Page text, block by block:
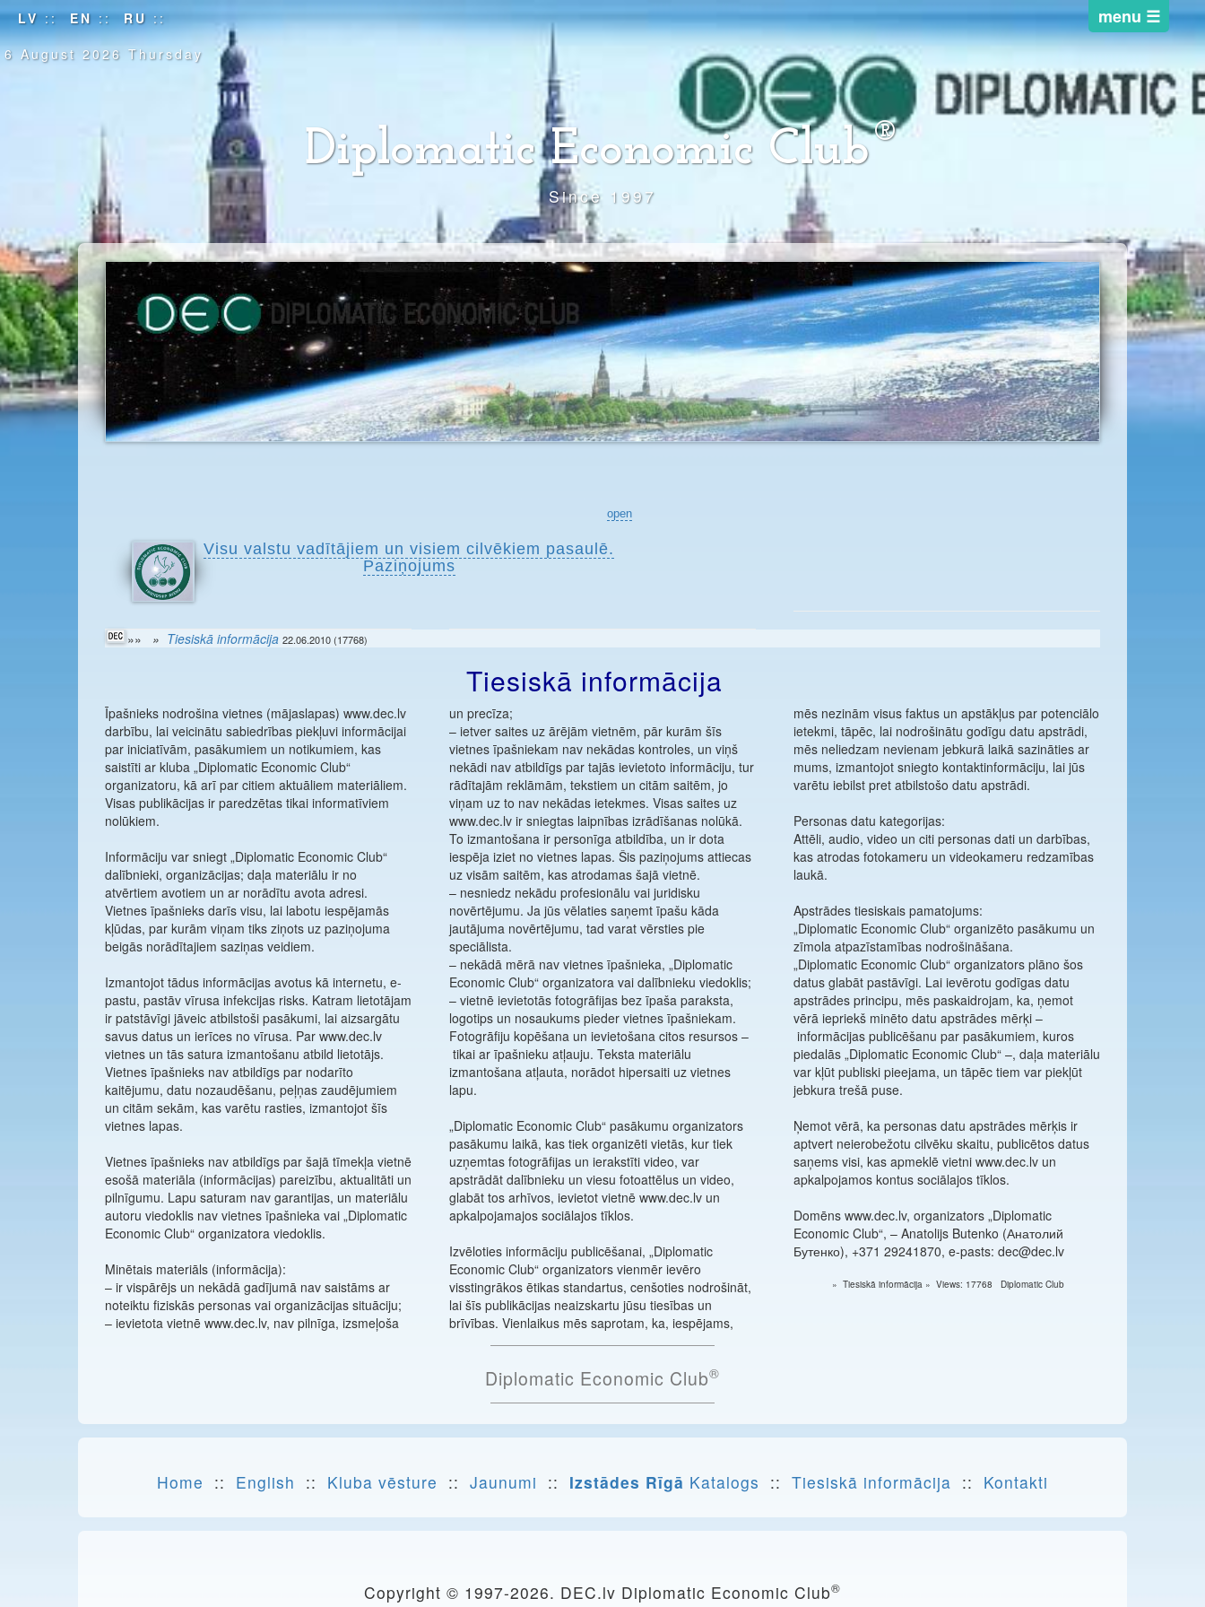
LV :: EN :: RU ::
6 August 2026 Thursday
Diplomatic Economic Club®
Since 1997
open
Visu valstu vadītājiem un visiem cilvēkiem pasaulē.
Paziņojums
»» » Tiesiskā informācija 22.06.2010 (17768)
Tiesiskā informācija
Īpašnieks nodrošina vietnes (mājaslapas) www.dec.lv
darbību, lai veicinātu sabiedrības piekļuvi informācijai
par iniciatīvām, pasākumiem un notikumiem, kas
saistīti ar kluba „Diplomatic Economic Club“
organizatoru, kā arī par citiem aktuāliem materiāliem.
Visas publikācijas ir paredzētas tikai informatīviem
nolūkiem.
Informāciju var sniegt „Diplomatic Economic Club“
dalībnieki, organizācijas; daļa materiālu ir no
atvērtiem avotiem un ar norādītu avota adresi.
Vietnes īpašnieks darīs visu, lai labotu iespējamās
kļūdas, par kurām viņam tiks ziņots uz paziņojuma
beigās norādītajiem saziņas veidiem.
Izmantojot tādus informācijas avotus kā internetu, e-
pastu, pastāv vīrusa infekcijas risks. Katram lietotājam
ir patstāvīgi jāveic atbilstoši pasākumi, lai aizsargātu
savus datus un ierīces no vīrusa. Par www.dec.lv
vietnes un tās satura izmantošanu atbild lietotājs.
Vietnes īpašnieks nav atbildīgs par nodarīto
kaitējumu, datu nozaudēšanu, peļņas zaudējumiem
un citām sekām, kas varētu rasties, izmantojot šīs
vietnes lapas.
Vietnes īpašnieks nav atbildīgs par šajā tīmekļa vietnē
esošā materiāla (informācijas) pareizību, aktualitāti un
pilnīgumu. Lapu saturam nav garantijas, un materiālu
autoru viedoklis nav vietnes īpašnieka vai „Diplomatic
Economic Club“ organizatora viedoklis.
Minētais materiāls (informācija):
– ir vispārējs un nekādā gadījumā nav saistāms ar
noteiktu fiziskās personas vai organizācijas situāciju;
– ievietota vietnē www.dec.lv, nav pilnīga, izsmeļoša
un precīza;
– ietver saites uz ārējām vietnēm, pār kurām šīs
vietnes īpašniekam nav nekādas kontroles, un viņš
nekādi nav atbildīgs par tajās ievietoto informāciju, tur
rādītajām reklāmām, tekstiem un citām saitēm, jo
viņam uz to nav nekādas ietekmes. Visas saites uz
www.dec.lv ir sniegtas laipnības izrādīšanas nolūkā.
To izmantošana ir personīga atbildība, un ir dota
iespēja iziet no vietnes lapas. Šis paziņojums attiecas
uz visām saitēm, kas atrodamas šajā vietnē.
– nesniedz nekādu profesionālu vai juridisku
novērtējumu. Ja jūs vēlaties saņemt īpašu kāda
jautājuma novērtējumu, tad varat vērsties pie
speciālista.
– nekādā mērā nav vietnes īpašnieka, „Diplomatic
Economic Club“ organizatora vai dalībnieku viedoklis;
– vietnē ievietotās fotogrāfijas bez īpaša paraksta,
logotips un nosaukums pieder vietnes īpašniekam.
Fotogrāfiju kopēšana un ievietošana citos resursos –
tikai ar īpašnieku atļauju. Teksta materiālu
izmantošana atļauta, norādot hipersaiti uz vietnes
lapu.
„Diplomatic Economic Club“ pasākumu organizators
pasākumu laikā, kas tiek organizēti vietās, kur tiek
uzņemtas fotogrāfijas un ierakstīti video, var
apstrādāt dalībnieku un viesu fotoattēlus un video,
glabāt tos arhīvos, ievietot vietnē www.dec.lv un
apkalpojamajos sociālajos tīklos.
Izvēloties informāciju publicēšanai, „Diplomatic
Economic Club“ organizators vienmēr ievēro
visstingrākos ētikas standartus, cenšoties nodrošināt,
lai šīs publikācijas neaizskartu jūsu tiesības un
brīvības. Vienlaikus mēs saprotam, ka, iespējams,
mēs nezinām visus faktus un apstākļus par potenciālo
ietekmi, tāpēc, lai nodrošinātu godīgu datu apstrādi,
mēs neliedzam nevienam jebkurā laikā sazināties ar
mums, izmantojot sniegto kontaktinformāciju, lai jūs
varētu iebilst pret atbilstošo datu apstrādi.
Personas datu kategorijas:
Attēli, audio, video un citi personas dati un darbības,
kas atrodas fotokameru un videokameru redzamības
laukā.
Apstrādes tiesiskais pamatojums:
„Diplomatic Economic Club“ organizēto pasākumu un
zīmola atpazīstamības nodrošināšana.
„Diplomatic Economic Club“ organizators plāno šos
datus glabāt pastāvīgi. Lai ievērotu godīgas datu
apstrādes principu, mēs paskaidrojam, ka, ņemot
vērā iepriekš minēto datu apstrādes mērķi –
informācijas publicēšanu par pasākumiem, kuros
piedalās „Diplomatic Economic Club“ –, daļa materiālu
var kļūt publiski pieejama, un tāpēc tiem var piekļūt
jebkura trešā puse.
Ņemot vērā, ka personas datu apstrādes mērķis ir
aptvert neierobežotu cilvēku skaitu, publicētos datus
saņems visi, kas apmeklē vietni www.dec.lv un
apkalpojamos kontus sociālajos tīklos.
Domēns www.dec.lv, organizators „Diplomatic
Economic Club“, – Anatolijs Butenko (Анатолий
Бутенко), +371 29241870, e-pasts: dec@dec.lv
» Tiesiskā informācija » Views: 17768 Diplomatic Club
Diplomatic Economic Club®
Home :: English :: Kluba vēsture :: Jaunumi :: Izstādes Rīgā Katalogs :: Tiesiskā informācija :: Kontakti
Copyright © 1997-2026. DEC.lv Diplomatic Economic Club®